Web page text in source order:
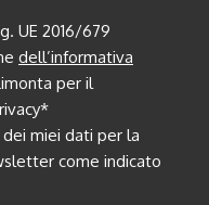
UE 2016/679
dell’informativa
per il
miei dati per la
come indicato